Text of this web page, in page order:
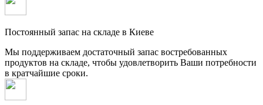
Постоянный запас на складе в Киеве
Мы поддерживаем достаточный запас востребованных
продуктов на складе, чтобы удовлетворить Ваши потребности
в кратчайшие сроки.